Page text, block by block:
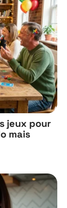
jeux pour
mais